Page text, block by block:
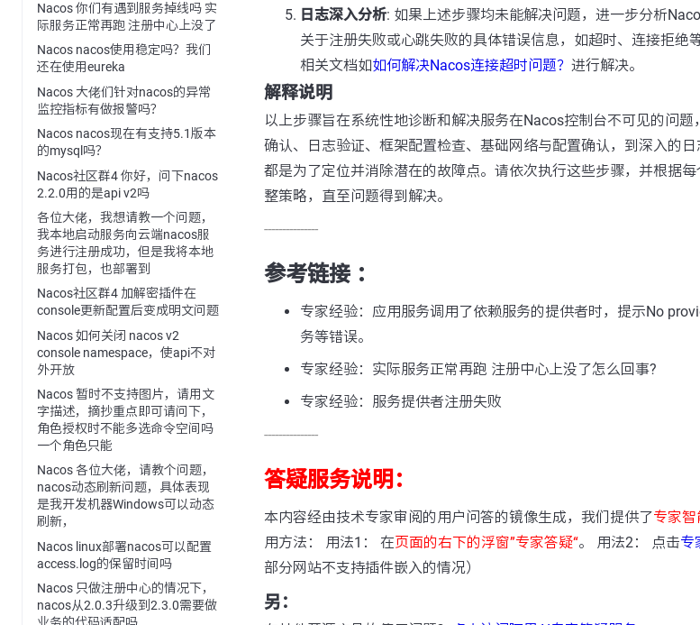
Nacos 你们有遇到服务掉线吗 实
际服务正常再跑 注册中心上没了
Nacos nacos使用稳定吗？我们
还在使用eureka
Nacos 大佬们针对nacos的异常
监控指标有做报警吗？
Nacos nacos现在有支持5.1版本
的mysql吗？
Nacos社区群4 你好，问下nacos
2.2.0用的是api v2吗
各位大佬，我想请教一个问题，
我本地启动服务向云端nacos服
务进行注册成功，但是我将本地
服务打包，也部署到
Nacos社区群4 加解密插件在
console更新配置后变成明文问题
Nacos 如何关闭 nacos v2
console namespace，使api不对
外开放
Nacos 暂时不支持图片，请用文
字描述，摘抄重点即可请问下，
角色授权时不能多选命令空间吗
一个角色只能
Nacos 各位大佬，请教个问题，
nacos动态刷新问题，具体表现
是我开发机器Windows可以动态
刷新，
Nacos linux部署nacos可以配置
access.log的保留时间吗
Nacos 只做注册中心的情况下，
nacos从2.0.3升级到2.3.0需要做
日志深入分析: 如果上述步骤均未能解决问题，进一步分析
关于注册失败或心跳失败的具体错误信息，如超时、连接拒绝
相关文档如如何解决Nacos连接超时问题？ 进行解决。
解释说明
以上步骤旨在系统性地诊断和解决服务在Nacos控制台不可见的问题
确认、日志验证、框架配置检查、基础网络与配置确认，到深入的
都是为了定位并消除潜在的故障点。请依次执行这些步骤，并根据每
整策略，直至问题得到解决。
---------------
参考链接 ：
专家经验：应用服务调用了依赖服务的提供者时，提示No
务等错误。
专家经验：实际服务正常再跑 注册中心上没了怎么回事?
专家经验：服务提供者注册失败
---------------
答疑服务说明：
本内容经由技术专家审阅的用户问答的镜像生成，我们提供了专家
用方法： 用法1： 在页面的右下的浮窗”专家答疑“。 用法2： 点击专
部分网站不支持插件嵌入的情况）
另：